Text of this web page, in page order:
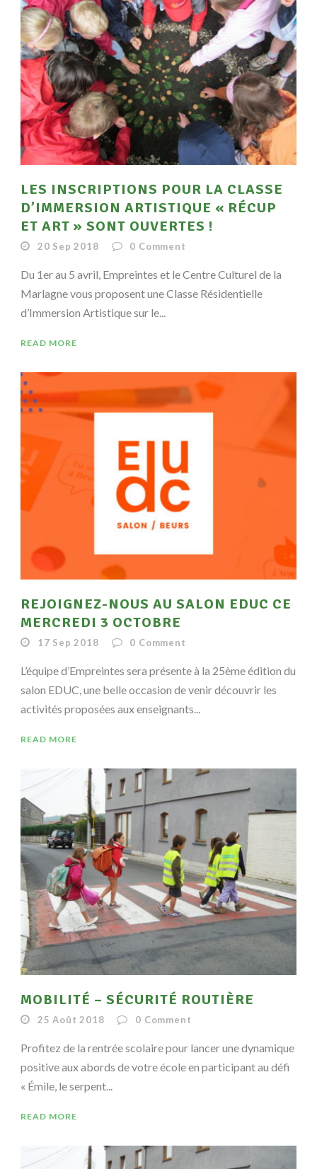
LES INSCRIPTIONS POUR LA CLASSE
D’IMMERSION ARTISTIQUE « RÉCUP
ET ART » SONT OUVERTES !
20 Sep 2018 0 Comment
Du 1er au 5 avril, Empreintes et le Centre Culturel de la
Marlagne vous proposent une Classe Résidentielle
d’Immersion Artistique sur le...
READ MORE
REJOIGNEZ-NOUS AU SALON EDUC CE
MERCREDI 3 OCTOBRE
17 Sep 2018 0 Comment
L’équipe d’Empreintes sera présente à la 25ème édition du
salon EDUC, une belle occasion de venir découvrir les
activités proposées aux enseignants...
READ MORE
MOBILITÉ – SÉCURITÉ ROUTIÈRE
25 Août 2018 0 Comment
Profitez de la rentrée scolaire pour lancer une dynamique
positive aux abords de votre école en participant au défi
« Émile, le serpent...
READ MORE